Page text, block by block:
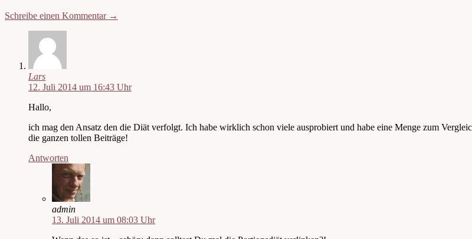
Schreibe einen Kommentar →
Lars
12. Juli 2014 um 16:43 Uhr
Hallo,
ich mag den Ansatz den die Diät verfolgt. Ich habe wirklich schon viele ausprobiert und habe eine Menge zum
die ganzen tollen Beiträge!
Antworten
admin
13. Juli 2014 um 08:03 Uhr